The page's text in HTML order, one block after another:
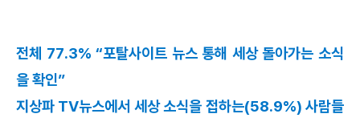
전체 77.3% “포탈사이트 뉴스 통해 세상 돌아가는 소식
을 확인”
지상파 TV뉴스에서 세상 소식을 접하는(58.9%) 사람들